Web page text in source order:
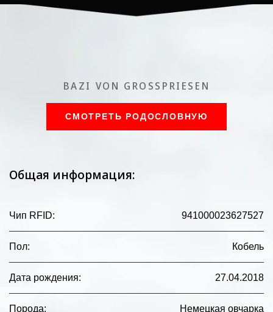
BAZI VON GROSSPRIESEN
СМОТРЕТЬ РОДОСЛОВНУЮ
Общая информация:
Чип RFID: 941000023627527
Пол: Кобель
Дата рождения: 27.04.2018
Порода: Немецкая овчарка